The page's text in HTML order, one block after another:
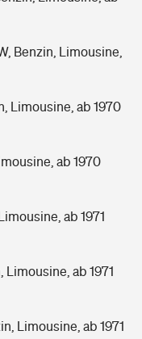
Benzin, Limousine,
Limousine, ab 1970
ab 1970
ab 1971
Limousine, ab 1971
Limousine, ab 1971